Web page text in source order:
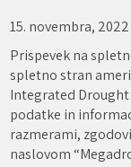
15. novembra, 2022
Prispevek na
spletno stran
Integrated Drought
podatke in
razmerami,
naslovom